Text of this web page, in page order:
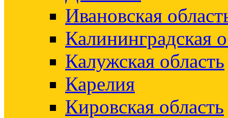
Ивановская
Калининградская
Калужская область
Карелия
Кировская область